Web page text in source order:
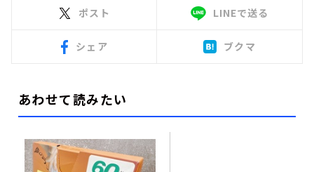
ポスト LINEで送る
シェア ブクマ
あわせて読みたい